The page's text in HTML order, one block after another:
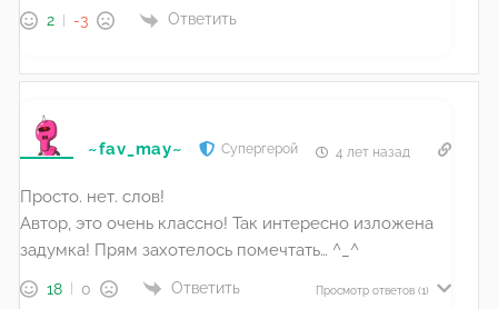
2 -3 Ответить
~fav_may~ Супергерой 4 лет назад
Просто. нет. слов!
Автор, это очень классно! Так интересно изложена
задумка! Прям захотелось помечтать… ^_^
18 0 Ответить Просмотр ответов (1)